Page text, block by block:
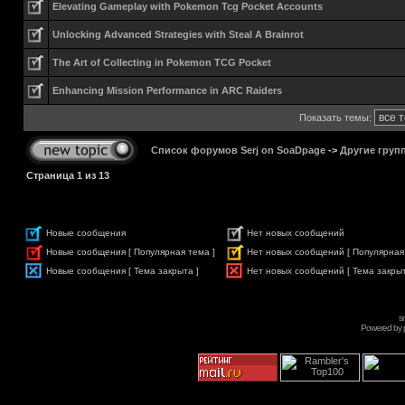
Elevating Gameplay with Pokemon Tcg Pocket Accounts
Unlocking Advanced Strategies with Steal A Brainrot
The Art of Collecting in Pokemon TCG Pocket
Enhancing Mission Performance in ARC Raiders
Показать темы:
Список форумов Serj on SoaDpage -> Другие
Страница 1 из 13
Новые сообщения
Нет новых сообщений
Новые сообщения [ Популярная тема ]
Нет новых сообщений [
Новые сообщения [ Тема закрыта ]
Нет новых сообщений [ Тема
Powered by